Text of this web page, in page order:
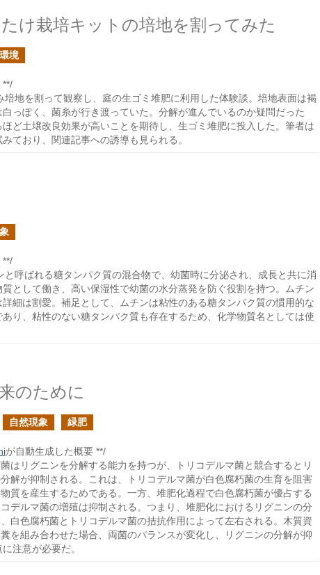
け栽培キットの培地を割ってみた
境
**/
培地を割って観察し、庭の生ゴミ堆肥に利用した体験談。培地表面は褐
っぽく、菌糸が行き渡っていた。分解が進んでいるのか疑問だった
ど土壌改良効果が高いことを期待し、生ゴミ堆肥に投入した。筆者は
ており、関連記事への誘導も見られる。
**/
呼ばれる糖タンパク質の混合物で、幼菌時に分泌され、成長と共に消
として働き、高い保湿性で幼菌の水分蒸発を防ぐ役割を持つ。ムチン
細は割愛。補足として、ムチンは粘性のある糖タンパク質の慣用的な
り、粘性のない糖タンパク質も存在するため、化学物質名としては使
のために
自然現象 緑肥
が自動生成した概要 **/
はリグニンを分解する能力を持つが、トリコデルマ菌と競合するとリ
解が抑制される。これは、トリコデルマ菌が白色腐朽菌の生育を阻害
質を産生するためである。一方、堆肥化過程で白色腐朽菌が優占する
デルマ菌の増殖は抑制される。つまり、堆肥化におけるリグニンの分
白色腐朽菌とトリコデルマ菌の拮抗作用によって左右される。木質資
を組み合わせた場合、両菌のバランスが変化し、リグニンの分解が抑
注意が必要だ。